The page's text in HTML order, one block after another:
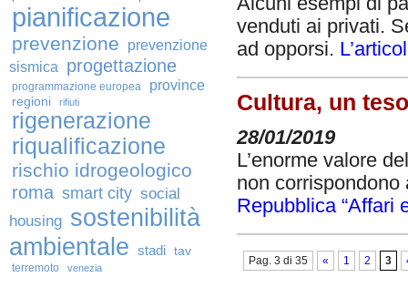
pianificazione
prevenzione
prevenzione
sismica
progettazione
programmazione europea province
regioni rifiuti
rigenerazione
riqualificazione
rischio idrogeologico
roma smart city social
housing sostenibilità
ambientale stadi tav
terremoto venezia
venduti ai privati.
ad opporsi.
Cultura, un
28/01/2019
L’enorme valore
non
Repubblica “Affari
Pag. 3 di 35 « 1 2 3